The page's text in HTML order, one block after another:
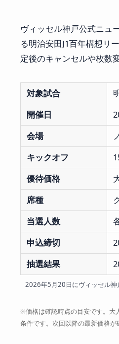
ヴィッセル神戸公式ニュ
る明治安田J1百年構想リ
定後のキャンセルや枚数
対象試合
開催日
会場
キックオフ
優待価格
席種
当選人数
申込締切
抽選結果
2026年5月20日にヴィッセル神
※価格は確認時点の目安です。大
条件です。次回以降の最新価格が